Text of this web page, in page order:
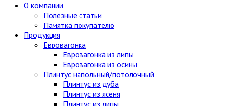
О компании
Полезные статьи
Памятка покупателю
Продукция
Евровагонка
Евровагонка из липы
Евровагонка из осины
Плинтус напольный/потолочный
Плинтус из дуба
Плинтус из ясеня
Плинтус из липы